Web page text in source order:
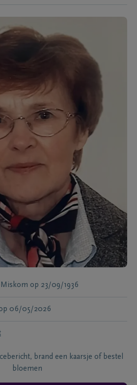
Miskom op 23/09/1936
06/05/2026
brand een kaarsje of bestel
bloemen